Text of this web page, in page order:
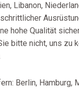
Libanon,
hohe Qualität
bitte nicht, uns zu
Berlin, Hamburg,